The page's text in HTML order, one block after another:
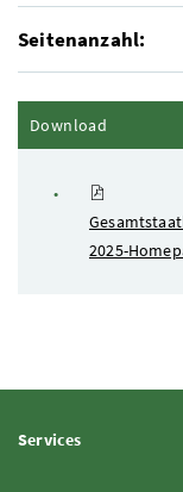
Seitenanzahl:
Download
2025-
ServicesInhalt